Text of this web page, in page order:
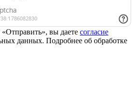
вы даете согласие
данных. Подробнее об обработке